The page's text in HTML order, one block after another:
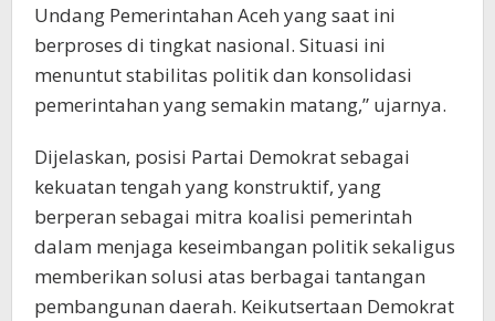
Undang Pemerintahan Aceh yang saat ini
berproses di tingkat nasional. Situasi ini
menuntut stabilitas politik dan konsolidasi
pemerintahan yang semakin matang,” ujarnya.
Dijelaskan, posisi Partai Demokrat sebagai
kekuatan tengah yang konstruktif, yang
berperan sebagai mitra koalisi pemerintah
dalam menjaga keseimbangan politik sekaligus
memberikan solusi atas berbagai tantangan
pembangunan daerah. Keikutsertaan Demokrat